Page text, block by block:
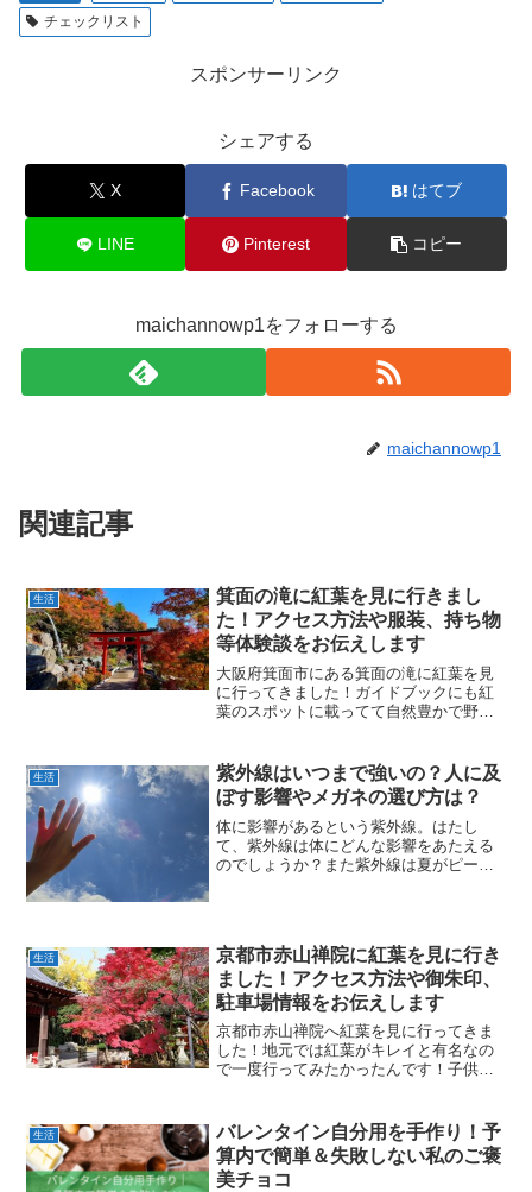
チェックリスト
スポンサーリンク
シェアする
X Facebook はてブ
LINE Pinterest コピー
maichannowp1をフォローする
maichannowp1
関連記事
生活
箕面の滝に紅葉を見に行きまし
た！アクセス方法や服装、持ち物
等体験談をお伝えします
大阪府箕面市にある箕面の滝に紅葉を見
に行ってきました！ガイドブックにも紅
葉のスポットに載ってて自然豊かで野生
箕面の滝へ行った時のアクセスや服装、
持って行ったものなど経...
生活
紫外線はいつまで強いの？人に及
ぼす影響やメガネの選び方は？
体に影響があるという紫外線。はたし
て、紫外線は体にどんな影響をあたえる
のでしょうか？また紫外線は夏がピー
生活
京都市赤山禅院に紅葉を見に行き
ました！アクセス方法や御朱印、
駐車場情報をお伝えします
京都市赤山禅院へ紅葉を見に行ってきま
した！地元では紅葉がキレイと有名なの
で一度行ってみたかったんです！子供た
ゆっくりとれて良かったですヨこの記事
ではアクセス方法や駐車場...
生活
バレンタイン自分用を手作り！予
算内で簡単＆失敗しない私のご褒
美チョコ